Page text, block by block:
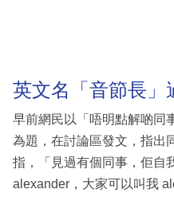
英文名「音節長」
早前網民以「唔明點解啲同
為題，在討論區發文，指出
指，「見過有個同事，佢自
alexander，大家可以叫我